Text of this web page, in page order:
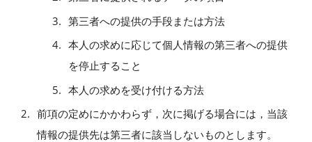
第三者への提供の手段または方法
本人の求めに応じて個人情報の第三者への提供
を停止すること
本人の求めを受け付ける方法
前項の定めにかかわらず，次に掲げる場合には，当該
情報の提供先は第三者に該当しないものとします。